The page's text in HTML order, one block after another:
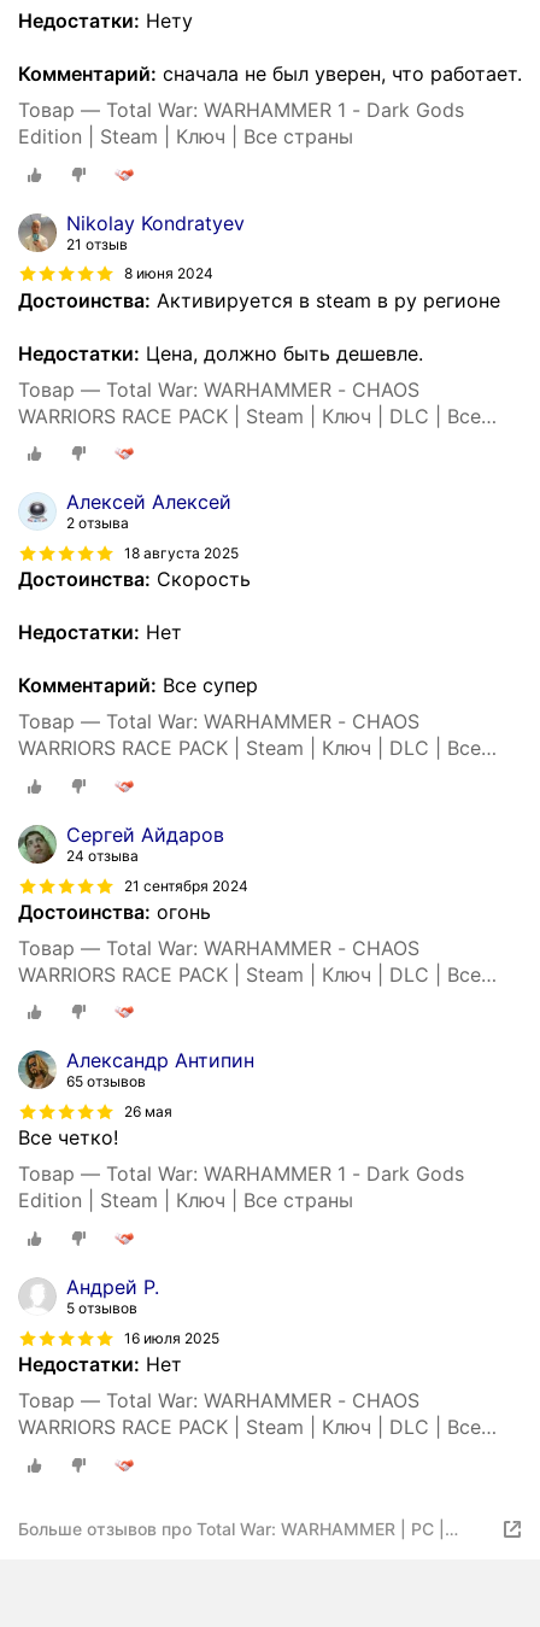
Недостатки: Нету
Комментарий: сначала не был уверен, что работает.
Товар — Total War: WARHAMMER 1 - Dark Gods
Edition | Steam | Ключ | Все страны
Nikolay Kondratyev
21 отзыв
8 июня 2024
Достоинства: Активируется в steam в ру регионе
Недостатки: Цена, должно быть дешевле.
Товар — Total War: WARHAMMER - CHAOS
WARRIORS RACE PACK | Steam | Ключ | DLC | Все
страны
Алексей Алексей
2 отзыва
18 августа 2025
Достоинства: Скорость
Недостатки: Нет
Комментарий: Все супер
Товар — Total War: WARHAMMER - CHAOS
WARRIORS RACE PACK | Steam | Ключ | DLC | Все
страны
Сергей Айдаров
24 отзыва
21 сентября 2024
Достоинства: огонь
Товар — Total War: WARHAMMER - CHAOS
WARRIORS RACE PACK | Steam | Ключ | DLC | Все
страны
Александр Антипин
65 отзывов
26 мая
Все четко!
Товар — Total War: WARHAMMER 1 - Dark Gods
Edition | Steam | Ключ | Все страны
Андрей Р.
5 отзывов
16 июля 2025
Недостатки: Нет
Товар — Total War: WARHAMMER - CHAOS
WARRIORS RACE PACK | Steam | Ключ | DLC | Все
страны
Больше отзывов про Total War: WARHAMMER | PC |